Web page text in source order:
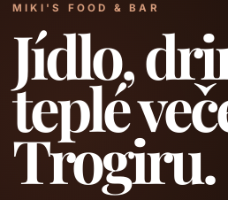
MIKI'S FOOD & BAR
Jídlo,
teplé
Trogiru.